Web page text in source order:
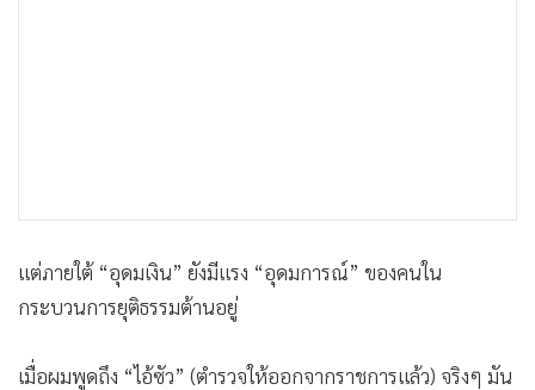
แต่ภายใต้ “อุดมเงิน” ยังมีแรง “อุดมการณ์” ของคนใน
กระบวนการยุติธรรมต้านอยู่
เมื่อผมพูดถึง “ไอ้ซัว” (ตำรวจให้ออกจากราชการแล้ว) จริงๆ มัน